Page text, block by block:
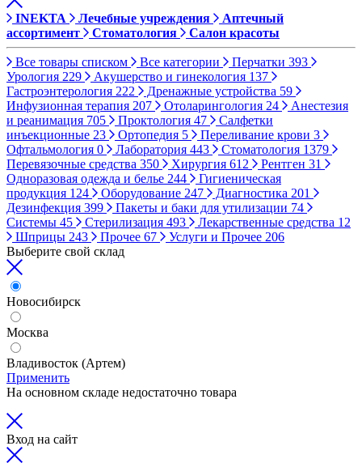
INEKTA Лечебные учреждения
Аптечный
ассортимент
Стоматология Салон красоты
Все товары списком Все категории Перчатки 393
Урология 229 Акушерство и гинекология 137
Гастроэнтерология 222 Дренажные устройства 59
Инфузионная терапия 207 Отоларингология 24
Анестезия
и реанимация 705 Проктология 47
Салфетки
инъекционные 23 Ортопедия 5 Переливание крови 3
Офтальмология 0 Лаборатория 443 Стоматология 1379
Перевязочные средства 350 Хирургия 612 Рентген 31
Одноразовая одежда и белье 244
Гигиеническая
продукция 124 Оборудование 247 Диагностика 201
Дезинфекция 399 Пакеты и баки для утилизации 74
Системы 45 Стерилизация 493 Лекарственные средства 12
Шприцы 243 Прочее 67 Услуги и Прочее 206
Выберите свой склад
Новосибирск
Москва
Владивосток (Артем)
Применить
На основном складе недостаточно товара
Вход на сайт